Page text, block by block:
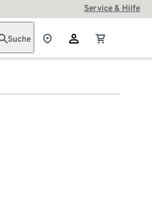
Service & Hilfe
Suche